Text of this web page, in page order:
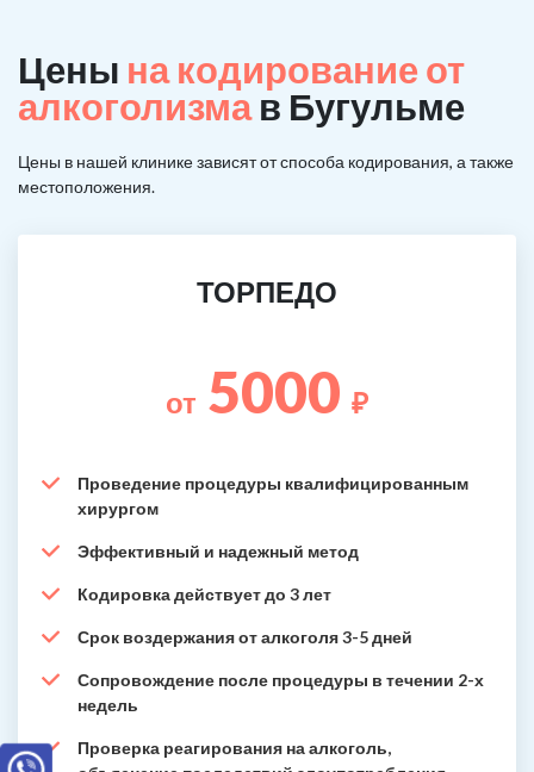
Цены на кодирование от
алкоголизмав Бугульме
Цены в нашей клинике зависят от способа кодирования, а также
местоположения.
ТОРПЕДО
от 5000 ₽
Проведение процедуры квалифицированным
хирургом
Эффективный и надежный метод
Кодировка действует до 3 лет
Срок воздержания от алкоголя 3-5 дней
Сопровождение после процедуры в течении 2-х
недель
Проверка реагирования на алкоголь,